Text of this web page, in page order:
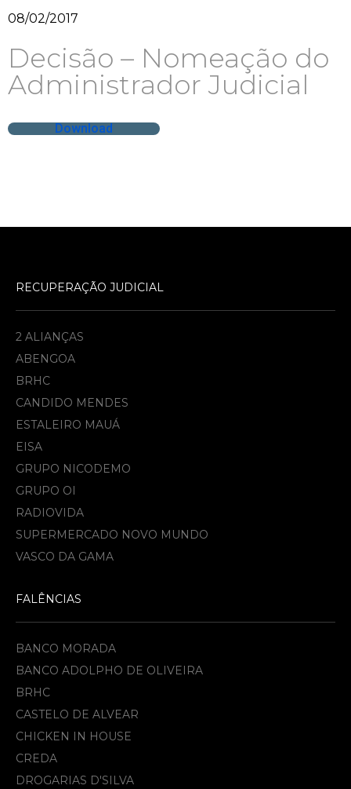
08/02/2017
Decisão – Nomeação do
Administrador Judicial
Download
RECUPERAÇÃO JUDICIAL
2 ALIANÇAS
ABENGOA
BRHC
CANDIDO MENDES
ESTALEIRO MAUÁ
EISA
GRUPO NICODEMO
GRUPO OI
RADIOVIDA
SUPERMERCADO NOVO MUNDO
VASCO DA GAMA
FALÊNCIAS
BANCO MORADA
BANCO ADOLPHO DE OLIVEIRA
BRHC
CASTELO DE ALVEAR
CHICKEN IN HOUSE
CREDA
DROGARIAS D'SILVA